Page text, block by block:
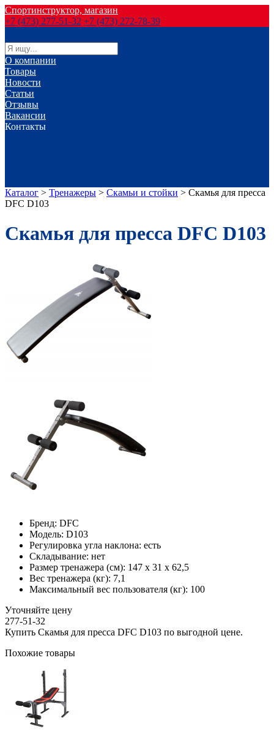
Спортинструктор, магазин
+7 (473) 277-51-32 +7 (473) 272-78-39
О компании
Товары
Новости
Статьи
Отзывы
Вакансии
Контакты
Каталог > Тренажеры > Скамьи и стойки > Скамья для пресса
DFC D103
Скамья для пресса DFC D103
Бренд: DFC
Модель: D103
Регулировка угла наклона: есть
Складывание: нет
Размер тренажера (см): 147 х 31 х 62,5
Вес тренажера (кг): 7,1
Максимальный вес пользователя (кг): 100
Уточняйте цену
277-51-32
Купить Скамья для пресса DFC D103 по выгодной цене.
Похожие товары